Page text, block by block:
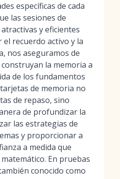
específicas de cada
las sesiones de
y eficientes
recuerdo activo y la
nos aseguramos de
la memoria a
de los fundamentos
de memoria no
de repaso, sino
de profundizar la
las estrategias de
y proporcionar a
a medida que
En pruebas
conocido como